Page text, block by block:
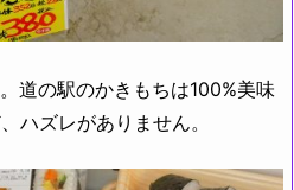
道の駅のかきもちは100%美味
ハズレがありません。